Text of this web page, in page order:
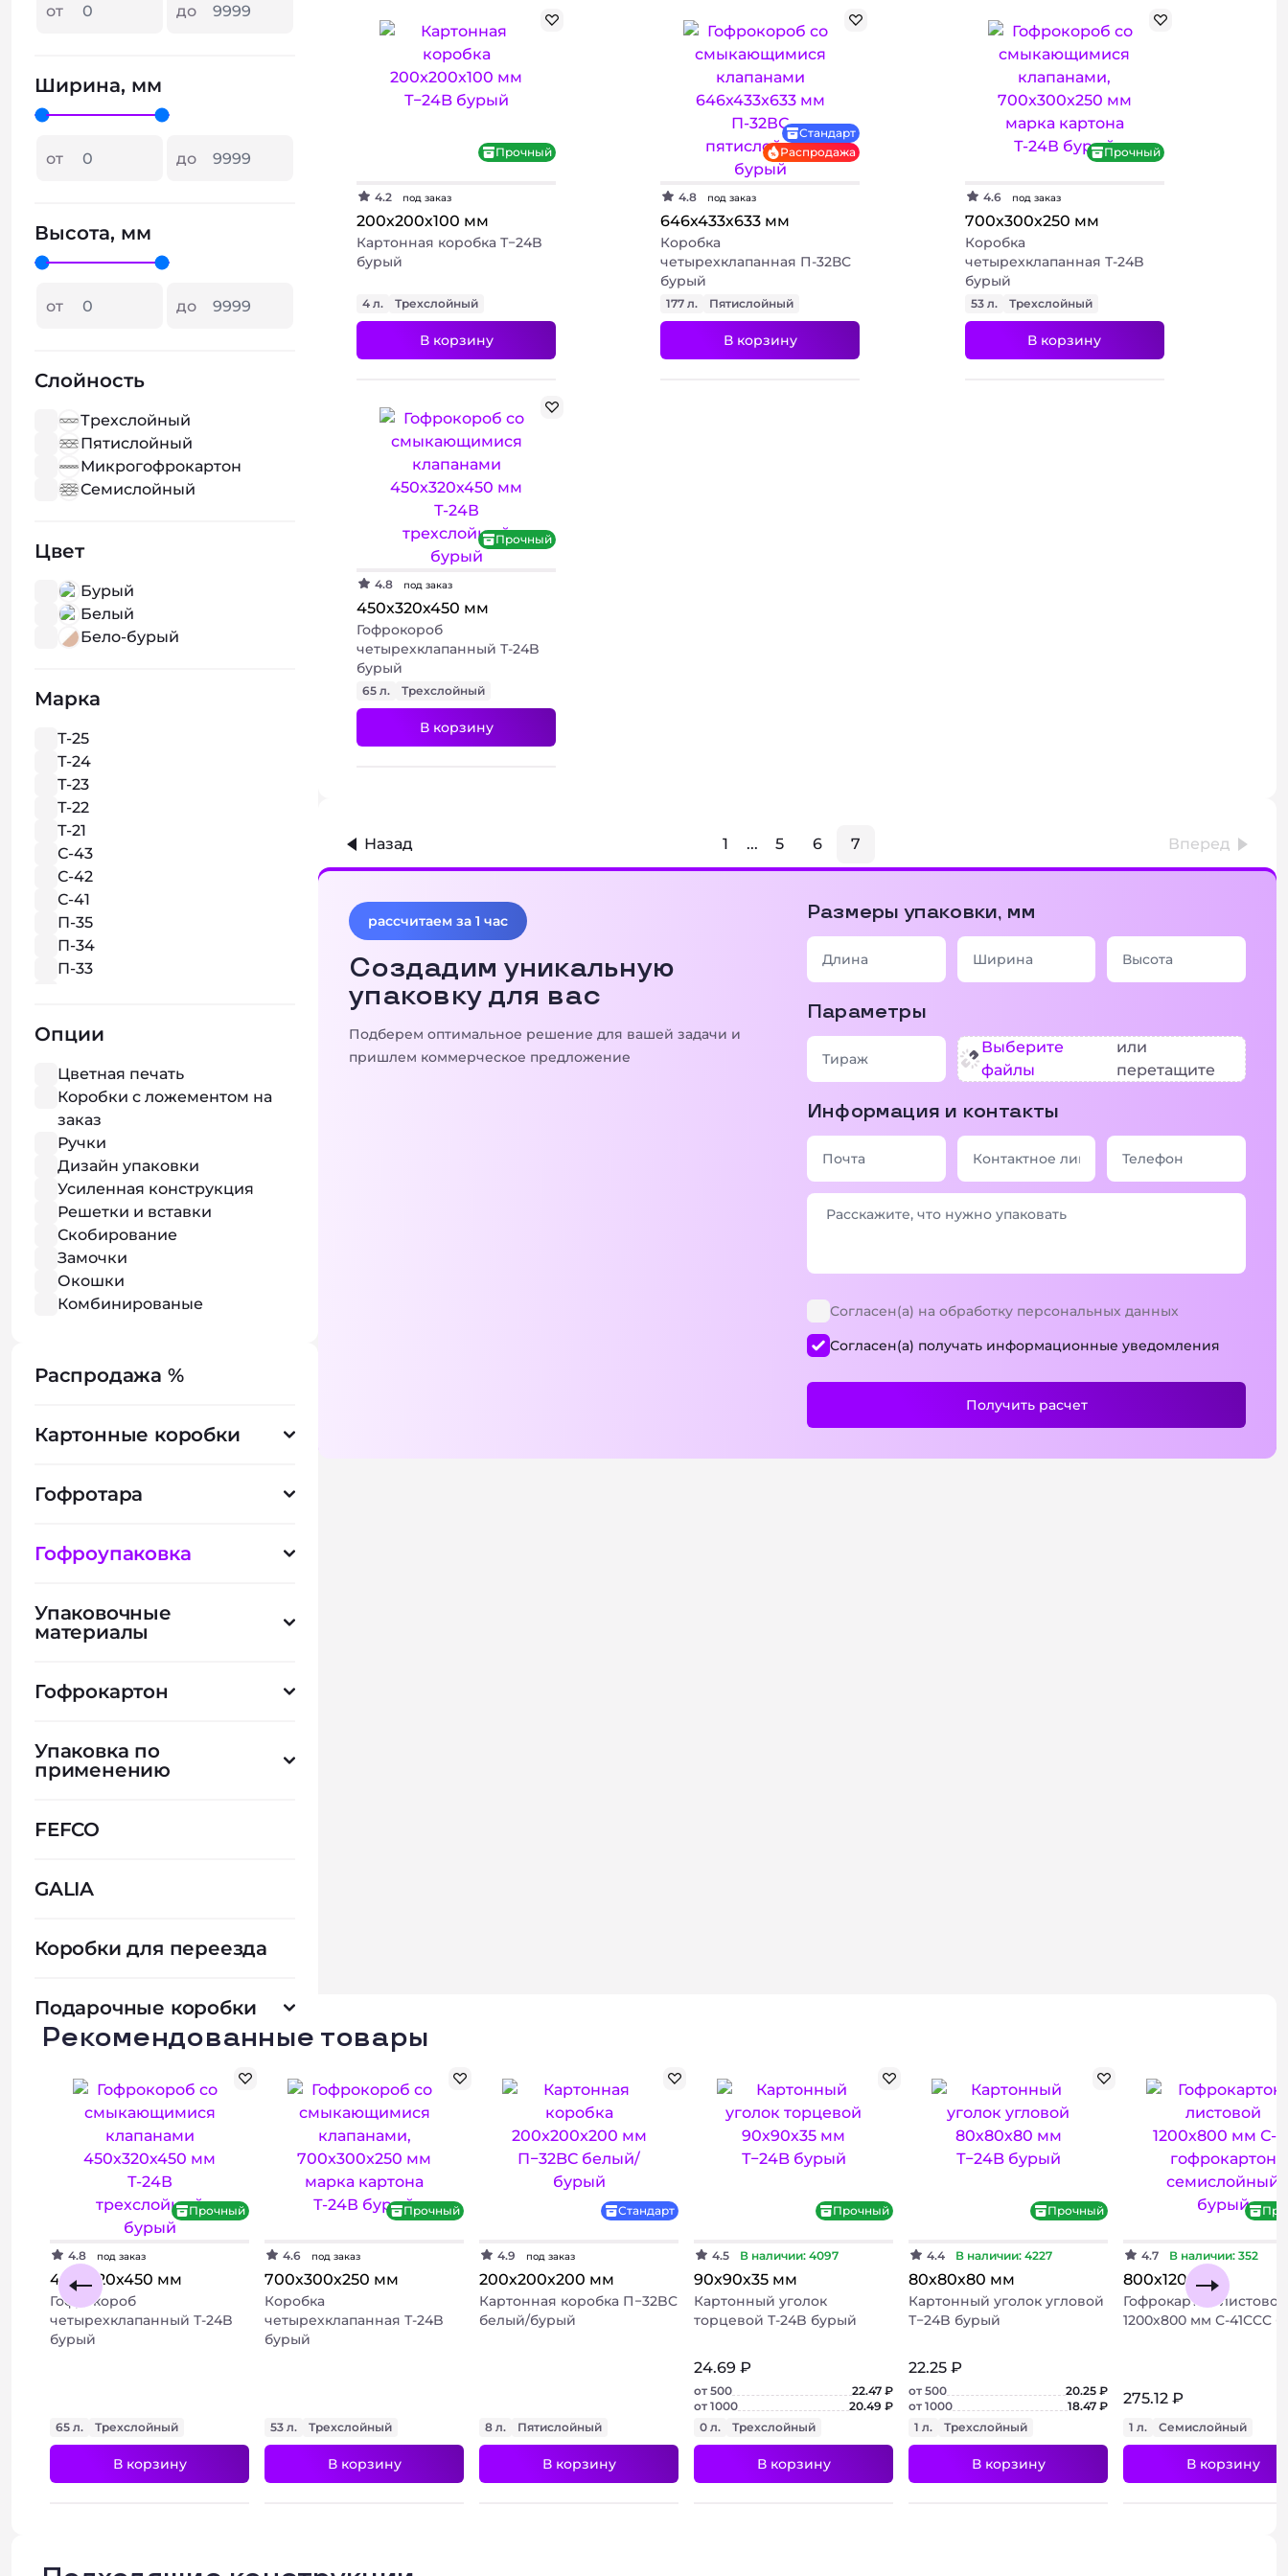
от до
Ширина, мм
от до
Высота, мм
от до
Слойность
Трехслойный
Пятислойный
Микрогофрокартон
Семислойный
Цвет
Бурый
Белый
Бело-бурый
Марка
Т-25
Т-24
Т-23
Т-22
Т-21
С-43
С-42
С-41
П-35
П-34
П-33
Опции
Цветная печать
Коробки с ложементом на
заказ
Ручки
Дизайн упаковки
Усиленная конструкция
Решетки и вставки
Скобирование
Замочки
Окошки
Комбинированые
Плоттерная резка
Съемная крышка
Ножки
Bag-in-Box
Вентиляционные отверстия
Распродажа %
Картонные коробки
Гофротара
Гофроупаковка
Упаковочные
материалы
Гофрокартон
Упаковка по
применению
FEFCO
GALIA
Коробки для переезда
Подарочные коробки
+ 3 фото
Прочный
4.2 под заказ
200х200х100 мм
Картонная коробка Т−24B
бурый
4 л. Трехслойный
В корзину
Стандарт
Распродажа
4.8 под заказ
646х433х633 мм
Коробка
четырехклапанная П-32ВС
бурый
177 л. Пятислойный
В корзину
Прочный
4.6 под заказ
700х300х250 мм
Коробка
четырехклапанная Т-24B
бурый
53 л. Трехслойный
В корзину
Прочный
4.8 под заказ
450х320х450 мм
Гофрокороб
четырехклапанный Т-24B
бурый
65 л. Трехслойный
В корзину
Назад 1 ... 5 6 7 Вперед
рассчитаем за 1 час
Создадим уникальную
упаковку для вас
Подберем оптимальное решение для вашей задачи и
пришлем коммерческое предложение
Размеры упаковки, мм
Параметры
Выберите
файлы
или
перетащите
Информация и контакты
Согласен(а) на обработку персональных данных
Согласен(а) получать информационные уведомления
Рекомендованные товары
Прочный
4.8 под заказ
450х320х450 мм
Гофрокороб
четырехклапанный Т-24B
бурый
65 л. Трехслойный
В корзину
Прочный
4.6 под заказ
700х300х250 мм
Коробка
четырехклапанная Т-24B
бурый
53 л. Трехслойный
В корзину
Стандарт
4.9 под заказ
200х200х200 мм
Картонная коробка П−32BC
белый/бурый
8 л. Пятислойный
В корзину
Прочный
4.5 В наличии: 4097
90х90х35 мм
Картонный уголок
торцевой Т-24B бурый
24.69 ₽
от 500
22.47 ₽
от 1000
20.49 ₽
0 л.
Трехслойный
В корзину
Прочный
4.4 В наличии: 4227
80х80х80 мм
Картонный уголок угловой
Т−24B бурый
22.25 ₽
от 500
20.25 ₽
от 1000
18.47 ₽
1 л.
Трехслойный
В корзину
4.7 В наличии: 352
800х1200 мм
Гофрокартон листовой
1200х800 мм С-41CCC
275.12 ₽
1 л. Семислойный
В корзину